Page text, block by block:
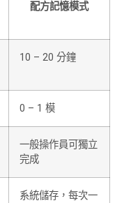
配方記憶模式
10 – 20 分鐘
0 – 1 模
一般操作員可獨立
完成
系統儲存，每次一